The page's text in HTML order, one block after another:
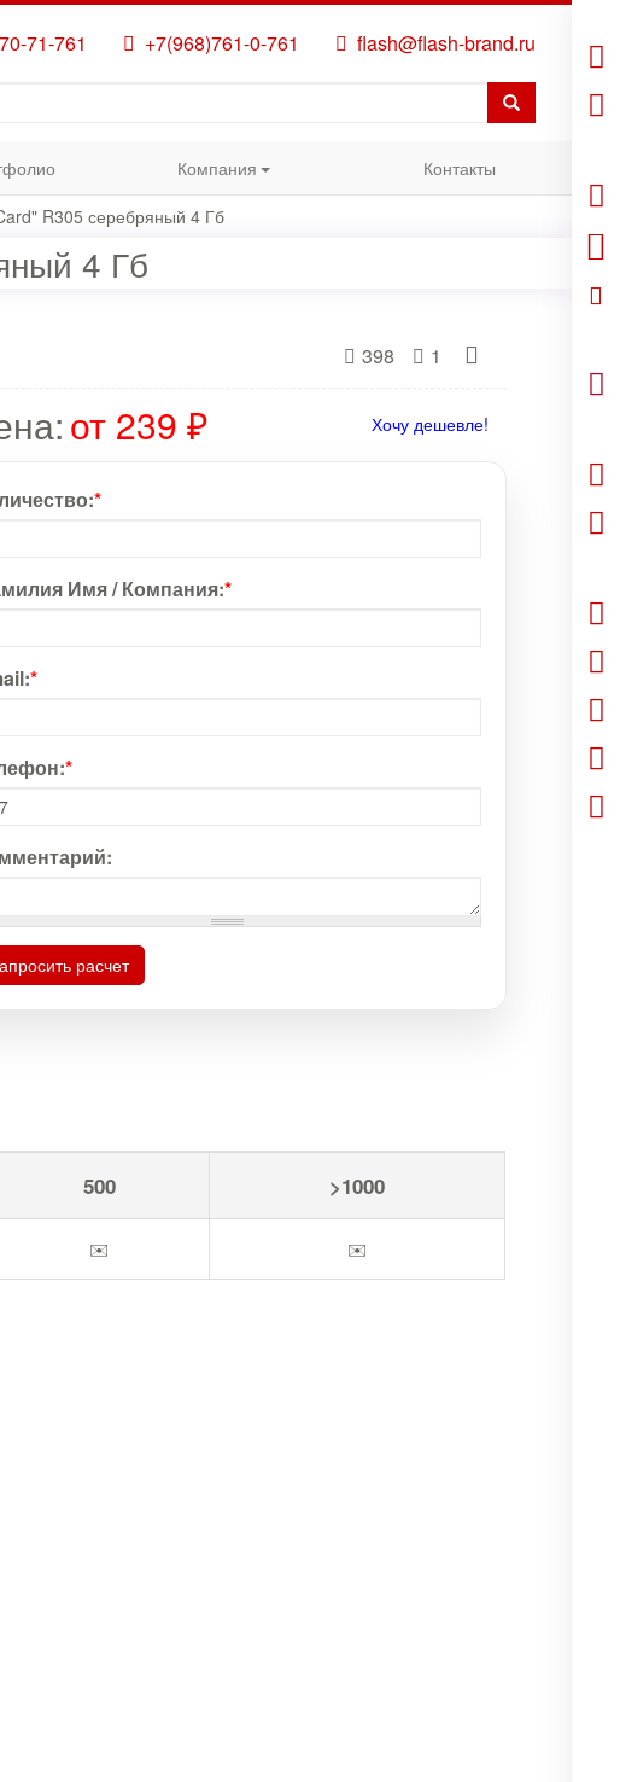
71-761 +7(968)761-0-761 flash@flash-brand.ru
Компания
Контакты
R305 серебряный 4 Гб
4 Гб
398 1
от 239 ₽ Хочу дешевле!
*
Имя / Компания:*
*
*
расчет
500 >1000
✉️ ✉️